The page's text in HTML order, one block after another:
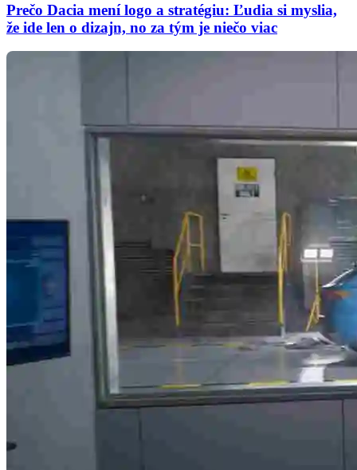
Prečo Dacia mení logo a stratégiu: Ľudia si myslia,
že ide len o dizajn, no za tým je niečo viac